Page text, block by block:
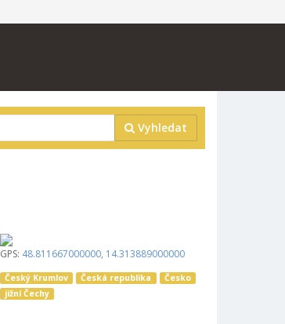
Vyhledat
GPS: 48.811667000000, 14.313889000000
Český Krumlov Česká republika
Česko
jižní Čechy